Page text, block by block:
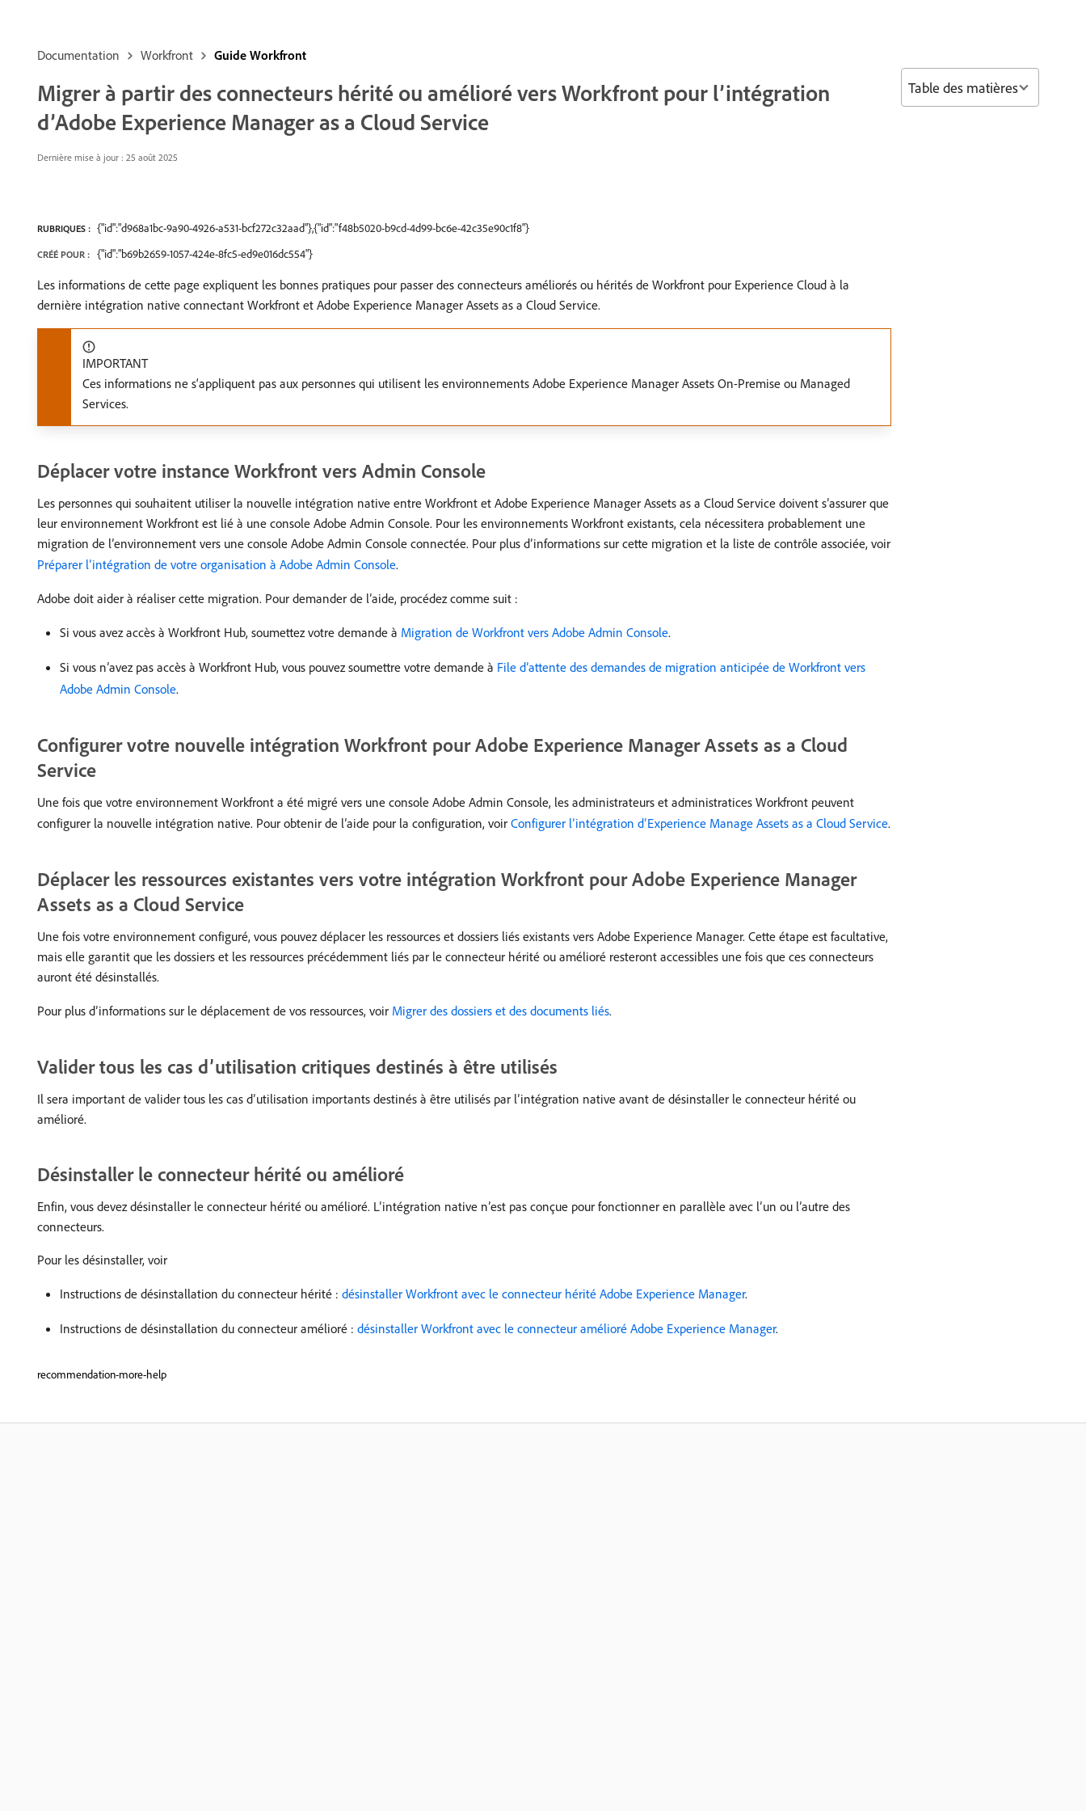
Documentation Workfront Guide Workfront
Migrer à partir des connecteurs hérité ou amélioré vers Workfront pour l’intégration
d’Adobe Experience Manager as a Cloud Service
Dernière mise à jour : 25 août 2025
RUBRIQUES : {"id":"d968a1bc-9a90-4926-a531-bcf272c32aad"},{"id":"f48b5020-b9cd-4d99-bc6e-42c35e90c1f8"}
CRÉÉ POUR : {"id":"b69b2659-1057-424e-8fc5-ed9e016dc554"}
Les informations de cette page expliquent les bonnes pratiques pour passer des connecteurs améliorés ou hérités de Workfront pour Experience Cloud à la
dernière intégration native connectant Workfront et Adobe Experience Manager Assets as a Cloud Service.
IMPORTANT
Ces informations ne s‘appliquent pas aux personnes qui utilisent les environnements Adobe Experience Manager Assets On-Premise ou Managed
Services.
Déplacer votre instance Workfront vers Admin Console
Les personnes qui souhaitent utiliser la nouvelle intégration native entre Workfront et Adobe Experience Manager Assets as a Cloud Service doivent s’assurer que
leur environnement Workfront est lié à une console Adobe Admin Console. Pour les environnements Workfront existants, cela nécessitera probablement une
migration de l’environnement vers une console Adobe Admin Console connectée. Pour plus d’informations sur cette migration et la liste de contrôle associée, voir
Préparer l’intégration de votre organisation à Adobe Admin Console.
Adobe doit aider à réaliser cette migration. Pour demander de l’aide, procédez comme suit :
Si vous avez accès à Workfront Hub, soumettez votre demande à Migration de Workfront vers Adobe Admin Console.
Si vous n’avez pas accès à Workfront Hub, vous pouvez soumettre votre demande à File d’attente des demandes de migration anticipée de Workfront vers
Adobe Admin Console.
Configurer votre nouvelle intégration Workfront pour Adobe Experience Manager Assets as a Cloud
Service
Une fois que votre environnement Workfront a été migré vers une console Adobe Admin Console, les administrateurs et administratices Workfront peuvent
configurer la nouvelle intégration native. Pour obtenir de l’aide pour la configuration, voir Configurer l’intégration d’Experience Manage Assets as a Cloud Service.
Déplacer les ressources existantes vers votre intégration Workfront pour Adobe Experience Manager
Assets as a Cloud Service
Une fois votre environnement configuré, vous pouvez déplacer les ressources et dossiers liés existants vers Adobe Experience Manager. Cette étape est facultative,
mais elle garantit que les dossiers et les ressources précédemment liés par le connecteur hérité ou amélioré resteront accessibles une fois que ces connecteurs
auront été désinstallés.
Pour plus d’informations sur le déplacement de vos ressources, voir Migrer des dossiers et des documents liés.
Valider tous les cas d’utilisation critiques destinés à être utilisés
Il sera important de valider tous les cas d’utilisation importants destinés à être utilisés par l’intégration native avant de désinstaller le connecteur hérité ou
amélioré.
Désinstaller le connecteur hérité ou amélioré
Enfin, vous devez désinstaller le connecteur hérité ou amélioré. L’intégration native n’est pas conçue pour fonctionner en parallèle avec l’un ou l’autre des
connecteurs.
Pour les désinstaller, voir
Instructions de désinstallation du connecteur hérité : désinstaller Workfront avec le connecteur hérité Adobe Experience Manager.
Instructions de désinstallation du connecteur amélioré : désinstaller Workfront avec le connecteur amélioré Adobe Experience Manager.
recommendation-more-help
Table des matières